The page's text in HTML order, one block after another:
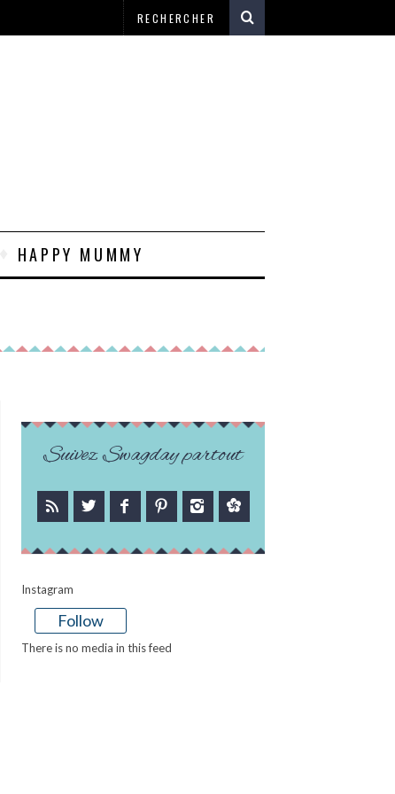
HAPPY MUMMY
Suivez Swagday partout
Instagram
Follow
There is no media in this feed